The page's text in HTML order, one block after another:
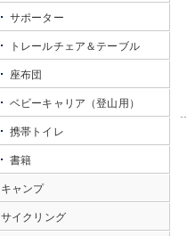
サポーター
トレールチェア＆テーブル
座布団
ベビーキャリア（登山用）
携帯トイレ
書籍
キャンプ
サイクリング